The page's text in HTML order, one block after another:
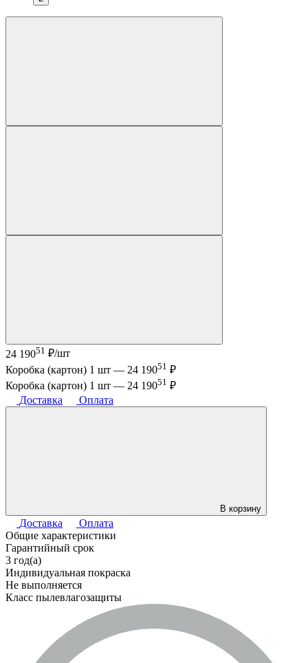
24 19051 ₽/шт
Коробка (картон) 1 шт — 24 19051 ₽
Коробка (картон) 1 шт — 24 19051 ₽
Доставка
Оплата
В корзину
Доставка
Оплата
Общие характеристики
Гарантийный срок
3 год(а)
Индивидуальная покраска
Не выполняется
Класс пылевлагозащиты